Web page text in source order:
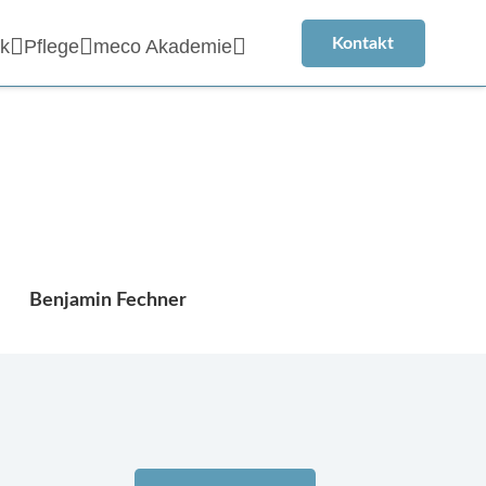
Pflege meco Akademie Kontakt
Benjamin Fechner